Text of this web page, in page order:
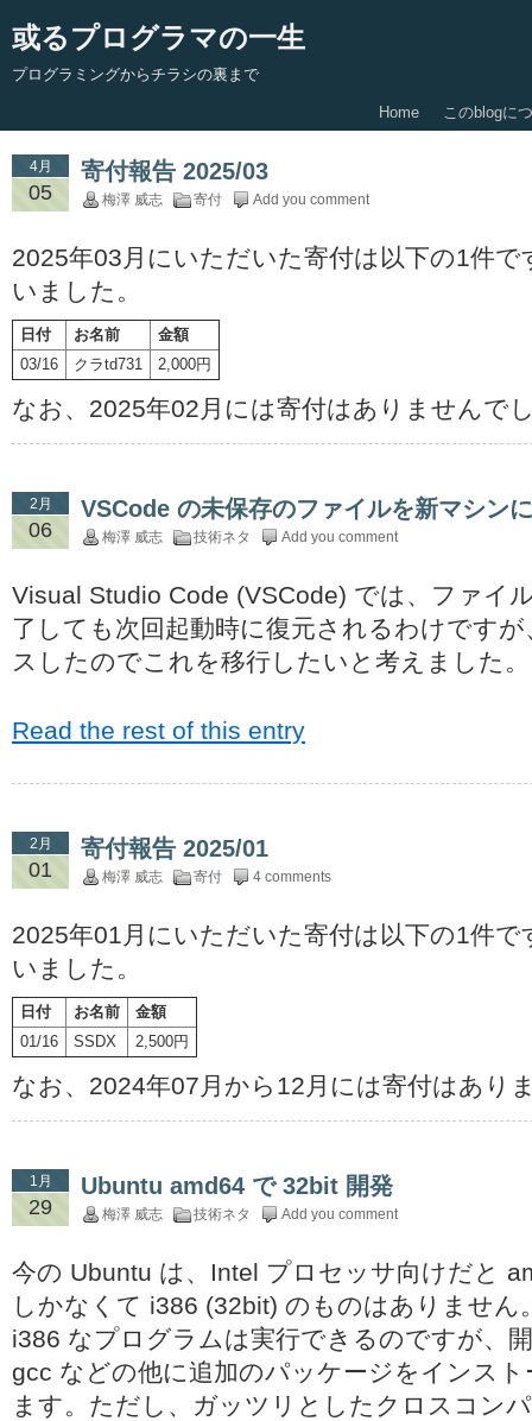
或るプログラマの一生
プログラミングからチラシの裏まで
Home このblogに
4月
05
寄付報告 2025/03
梅澤 威志 寄付 Add you comment
2025年03月にいただいた寄付は以下の1件
いました。
日付 お名前
金額
03/16
クラtd731 2,000円
なお、2025年02月には寄付はありませんで
2月
06
VSCode の未保存のファイルを新マシン
梅澤 威志 技術ネタ Add you comment
Visual Studio Code (VSCode) では、ファイ
了しても次回起動時に復元されるわけです
スしたのでこれを移行したいと考えました。
Read the rest of this entry
2月
01
寄付報告 2025/01
梅澤 威志 寄付 4 comments
2025年01月にいただいた寄付は以下の1件
いました。
日付 お名前
金額
01/16
SSDX 2,500円
なお、2024年07月から12月には寄付はあり
1月
29
Ubuntu amd64 で 32bit 開発
梅澤 威志 技術ネタ Add you comment
今の Ubuntu は、Intel プロセッサ向けだと
しかなくて i386 (32bit) のものはありません
i386 なプログラムは実行できるのですが、
gcc などの他に追加のパッケージをインス
ます。ただし、ガッツリとしたクロスコン